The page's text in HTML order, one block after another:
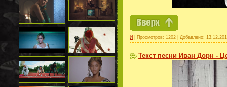
И | Просмотров: 1202 | Добавлено:
Текст песни Иван Дорн -